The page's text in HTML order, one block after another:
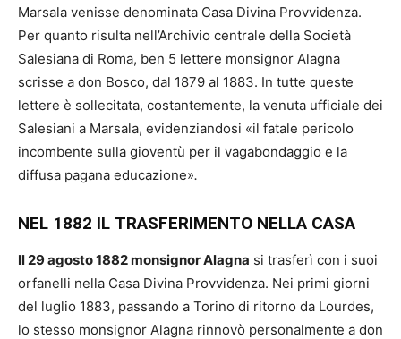
Marsala venisse denominata Casa Divina Provvidenza.
Per quanto risulta nell’Archivio centrale della Società
Salesiana di Roma, ben 5 lettere monsignor Alagna
scrisse a don Bosco, dal 1879 al 1883. In tutte queste
lettere è sollecitata, costantemente, la venuta ufficiale dei
Salesiani a Marsala, evidenziandosi «il fatale pericolo
incombente sulla gioventù per il vagabondaggio e la
diffusa pagana educazione».
NEL 1882 IL TRASFERIMENTO NELLA CASA
Il 29 agosto 1882 monsignor Alagna si trasferì con i suoi
orfanelli nella Casa Divina Provvidenza. Nei primi giorni
del luglio 1883, passando a Torino di ritorno da Lourdes,
lo stesso monsignor Alagna rinnovò personalmente a don